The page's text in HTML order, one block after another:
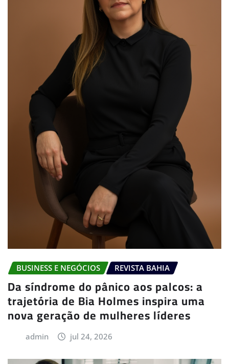
BUSINESS E NEGÓCIOS REVISTA BAHIA
Da síndrome do pânico aos palcos: a
trajetória de Bia Holmes inspira uma
nova geração de mulheres líderes
admin jul 24, 2026